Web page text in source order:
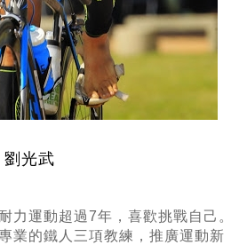
光武
力運動超過7年，喜歡挑戰自己。
業的鐵人三項教練，推廣運動新